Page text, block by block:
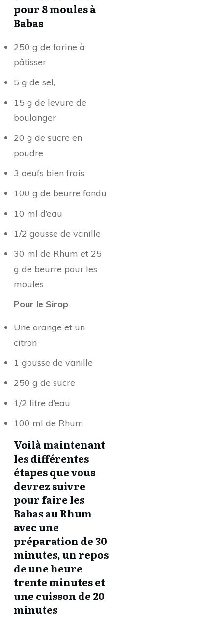
pour 8 moules à
Babas
250 g de farine à
pâtisser
5 g de sel,
15 g de levure de
boulanger
20 g de sucre en
poudre
3 oeufs bien frais
100 g de beurre fondu
10 ml d’eau
1/2 gousse de vanille
30 ml de Rhum et 25
g de beurre pour les
moules
Pour le Sirop
Une orange et un
citron
1 gousse de vanille
250 g de sucre
1/2 litre d’eau
100 ml de Rhum
Voilà maintenant
les différentes
étapes que vous
devrez suivre
pour faire les
Babas au Rhum
avec une
préparation de 30
minutes, un repos
de une heure
trente minutes et
une cuisson de 20
minutes